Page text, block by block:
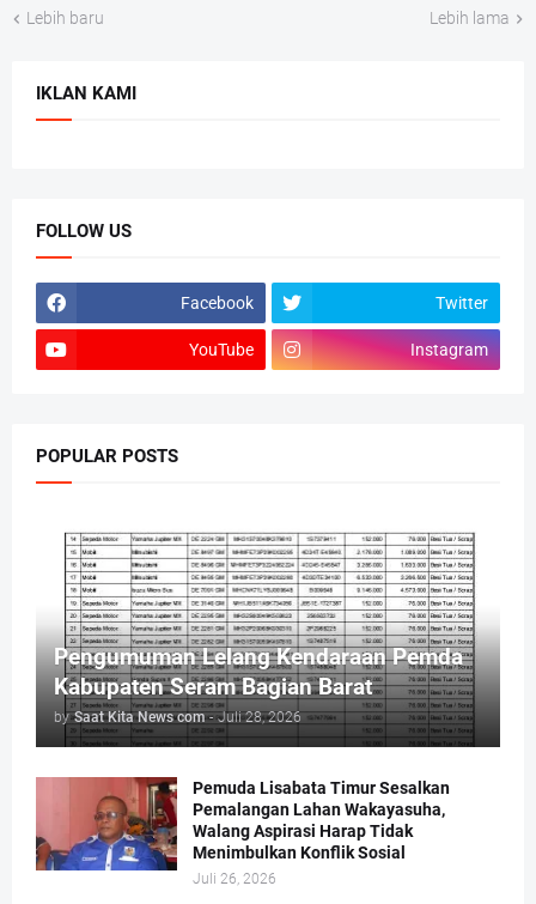
Lebih baru Lebih lama
IKLAN KAMI
FOLLOW US
Facebook Twitter
YouTube Instagram
POPULAR POSTS
Pengumuman Lelang Kendaraan Pemda
Kabupaten Seram Bagian Barat
by Saat Kita News com - Juli 28, 2026
Pemuda Lisabata Timur Sesalkan
Pemalangan Lahan Wakayasuha,
Walang Aspirasi Harap Tidak
Menimbulkan Konflik Sosial
Juli 26, 2026